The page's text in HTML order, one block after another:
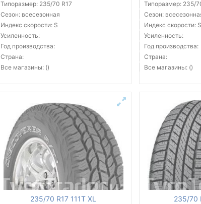
Типоразмер: 235/70 R17
Сезон: всесезонная
Индекс скорости: S
Усиленность:
Год производства:
Страна:
Все магазины: ()
Типоразмер: 235/
Сезон:
Индекс скорости: S
Усиленность:
Год производства:
Страна:
Все магазины: ()
235/70 R17 111T XL
235/70